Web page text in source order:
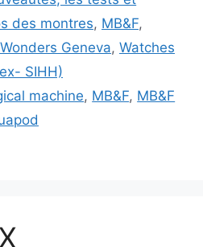
des montres, MB&F,
Geneva, Watches
SIHH)
machine, MB&F, MB&F